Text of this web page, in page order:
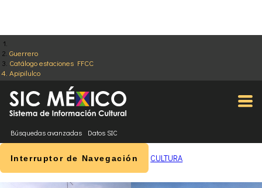
Guerrero
Catálogo estaciones FFCC
Apipilulco
Búsquedas avanzadas Datos SIC
Interruptor de Navegación CULTURA